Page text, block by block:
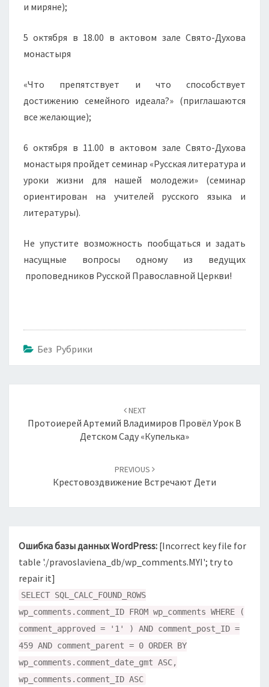
и миряне);
5 октября в 18.00 в актовом зале Свято-Духова
монастыря
«Что препятствует и что способствует
достижению семейного идеала?» (приглашаются
все желающие);
6 октября в 11.00 в актовом зале Свято-Духова
монастыря пройдет семинар «Русская литература и
уроки жизни для нашей молодежи» (семинар
ориентирован на учителей русского языка и
литературы).
Не упустите возможность пообщаться и задать
насущные вопросы одному из ведущих
проповедников Русской Православной Церкви!
Без Рубрики
записям
NEXT
Протоиерей Артемий Владимиров Провёл Урок В
Детском Саду «Купелька»
PREVIOUS
Крестовоздвижение Встречают Дети
Ошибка базы данных WordPress: [Incorrect key file for
table './pravoslaviena_db/wp_comments.MYI'; try to
repair it]
SELECT SQL_CALC_FOUND_ROWS
wp_comments.comment_ID FROM wp_comments WHERE (
comment_approved = '1' ) AND comment_post_ID =
459 AND comment_parent = 0 ORDER BY
wp_comments.comment_date_gmt ASC,
wp_comments.comment_ID ASC